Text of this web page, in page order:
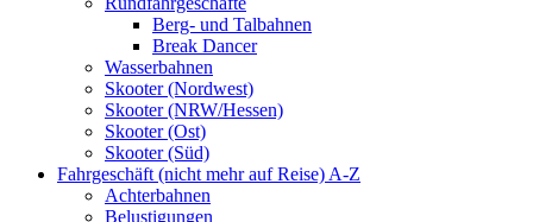
Berg- und Talbahnen
Break Dancer
Wasserbahnen
Skooter (Nordwest)
Skooter (NRW/Hessen)
Skooter (Ost)
Skooter (Süd)
Fahrgeschäft (nicht mehr auf Reise) A-Z
Achterbahnen
Belustigungen